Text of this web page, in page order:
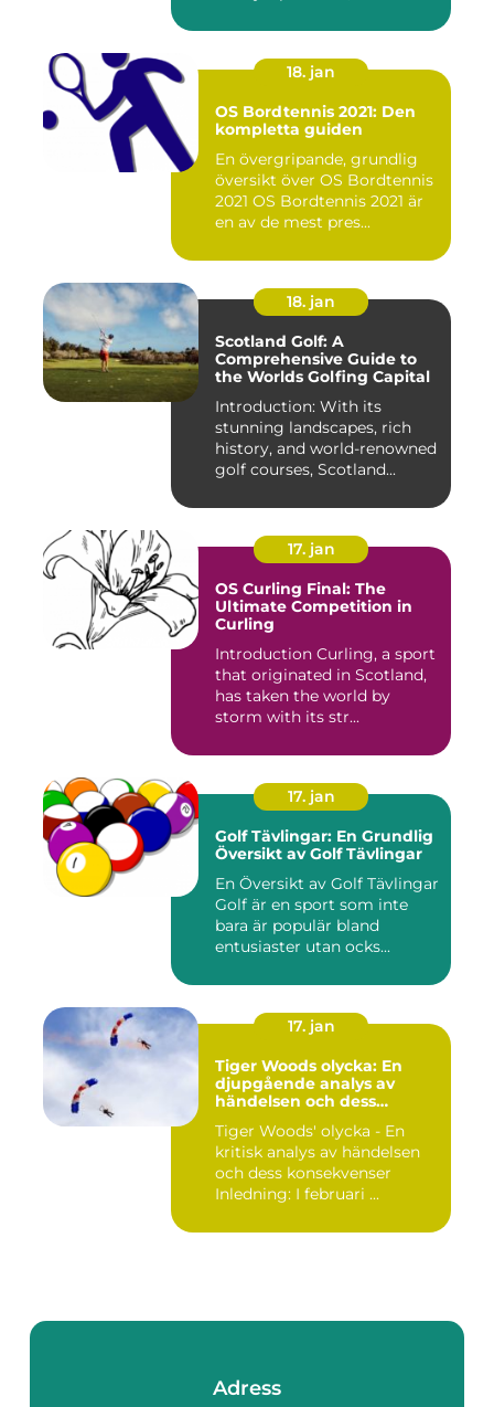
18. jan
OS Bordtennis 2021: Den
kompletta guiden
En övergripande, grundlig
översikt över OS Bordtennis
2021 OS Bordtennis 2021 är
en av de mest pres...
18. jan
Scotland Golf: A
Comprehensive Guide to
the Worlds Golfing Capital
Introduction: With its
stunning landscapes, rich
history, and world-renowned
golf courses, Scotland...
17. jan
OS Curling Final: The
Ultimate Competition in
Curling
Introduction Curling, a sport
that originated in Scotland,
has taken the world by
storm with its str...
17. jan
Golf Tävlingar: En Grundlig
Översikt av Golf Tävlingar
En Översikt av Golf Tävlingar
Golf är en sport som inte
bara är populär bland
entusiaster utan ocks...
17. jan
Tiger Woods olycka: En
djupgående analys av
händelsen och dess
Tiger Woods' olycka - En
kritisk analys av händelsen
och dess konsekvenser
Inledning: I februari ...
Adress